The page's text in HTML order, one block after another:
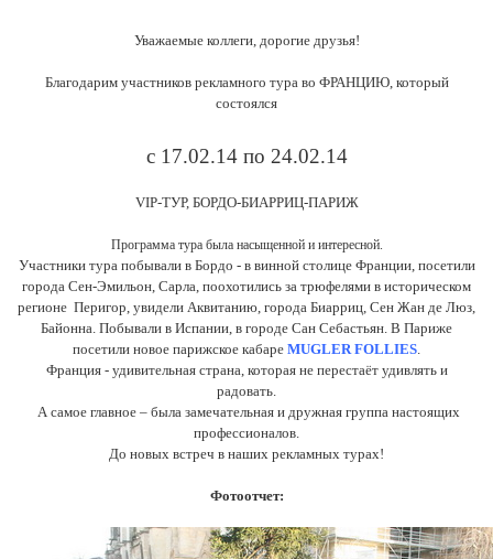
Уважаемые коллеги, дорогие друзья!
Благодарим участников рекламного тура во ФРАНЦИЮ, который
состоялся
с 17.02.14 по 24.02.14
VIP-ТУР, БОРДО-БИАРРИЦ-ПАРИЖ
Программа тура была насыщенной и интересной.
Участники тура побывали в Бордо - в винной столице Франции, посетили
города Сен-Эмильон, Сарла, поохотились за трюфелями в историческом
регионе Перигор, увидели Аквитанию, города Биарриц, Сен Жан де Люз,
Байонна. Побывали в Испании, в городе Сан Себастьян. В Париже
посетили новое парижское кабаре MUGLER FOLLIES.
Франция - удивительная страна, которая не перестаёт удивлять и
радовать.
А самое главное – была замечательная и дружная группа настоящих
профессионалов.
До новых встреч в наших рекламных турах!
Фотоотчет: